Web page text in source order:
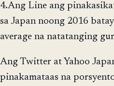
4.Ang Line ang
sa Japan noong 2016
average na natatanging
Ang Twitter at Yahoo
pinakamataas na